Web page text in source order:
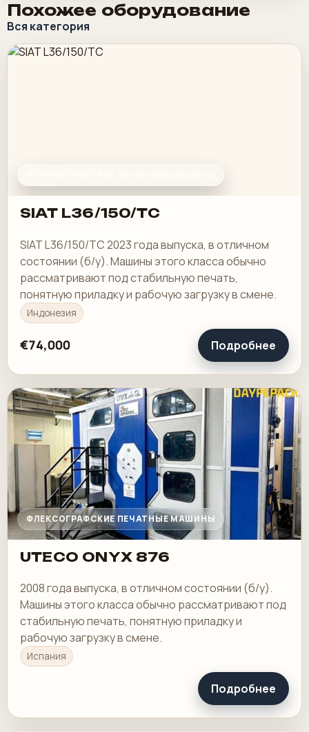
Похожее оборудование
Вся категория
SIAT L36/150/TC
SIAT L36/150/TC 2023 года выпуска, в отличном
состоянии (б/у). Машины этого класса обычно
рассматривают под стабильную печать,
понятную приладку и рабочую загрузку в смене.
Индонезия
€74,000 Подробнее
ФЛЕКСОГРАФСКИЕ ПЕЧАТНЫЕ МАШИНЫ
UTECO ONYX 876
2008 года выпуска, в отличном состоянии (б/у).
Машины этого класса обычно рассматривают под
стабильную печать, понятную приладку и
рабочую загрузку в смене.
Испания
Подробнее